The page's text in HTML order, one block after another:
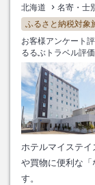
北海道 名寄・士
ふるさと納税対象
お客様アンケート
るるぶトラベル評価
ホテルマイステ
や買物に便利な
す。